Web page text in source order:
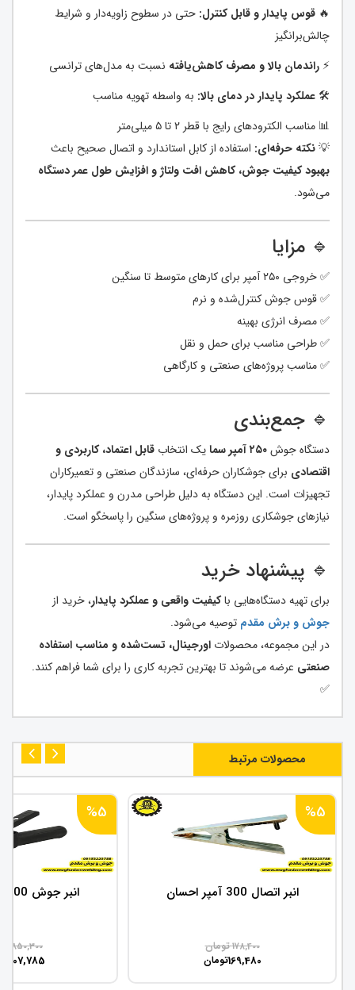
🔥 قوس پایدار و قابل کنترل: حتی در سطوح زاویه‌دار و شرایط
چالش‌برانگیز
⚡ راندمان بالا و مصرف کاهش‌یافته نسبت به مدل‌های ترانسی
🛠️ عملکرد پایدار در دمای بالا: به واسطه تهویه مناسب
📊 مناسب الکترودهای رایج با قطر ۲ تا ۵ میلی‌متر
💡نکته حرفه‌ای: استفاده از کابل استاندارد و اتصال صحیح باعث
بهبود کیفیت جوش، کاهش افت ولتاژ و افزایش طول عمر دستگاه
می‌شود.
🔹 مزایا
✅ خروجی ۲۵۰ آمپر برای کارهای متوسط تا سنگین
✅ قوس جوش کنترل‌شده و نرم
✅ مصرف انرژی بهینه
✅ طراحی مناسب برای حمل و نقل
✅ مناسب پروژه‌های صنعتی و کارگاهی
🔹 جمع‌بندی
دستگاه جوش۲۵۰ آمپر سما یک انتخاب قابل اعتماد، کاربردی و
اقتصادی برای جوشکاران حرفه‌ای، سازندگان صنعتی و تعمیرکاران
تجهیزات است. این دستگاه به دلیل طراحی مدرن و عملکرد پایدار،
نیازهای جوشکاری روزمره و پروژه‌های سنگین را پاسخگو است.
🔹 پیشنهاد خرید
برای تهیه دستگاه‌هایی باکیفیت واقعی و عملکرد پایدار، خرید از
جوش و برش مقدم توصیه می‌شود.
در این مجموعه، محصولات اورجینال، تست‌شده و مناسب استفاده
صنعتی عرضه می‌شوند تا بهترین تجربه کاری را برای شما فراهم کنند.
✅
محصولات مرتبط
%5
انبر اتصال 300 آمپر احسان
178,400تومان
169,480تومان
%5
انبر جوش 300 آمپر دماوند
850,300
807,785